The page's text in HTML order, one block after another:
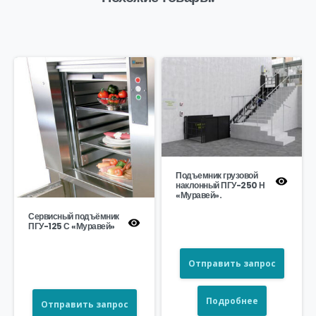
Сервисный подъёмник
ПГУ-125 С «Муравей»
Отправить запрос
Подъемник грузовой
наклонный ПГУ-250 Н
«Муравей».
Отправить запрос
Подробнее